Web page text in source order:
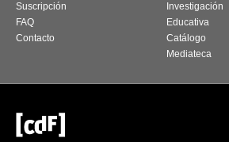
Suscripción
FAQ
Contacto
Investigación
Educativa
Catálogo
Mediateca